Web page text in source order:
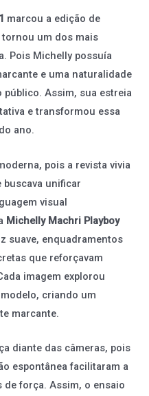
marcou a edição de
um dos mais
Pois Michelly possuía
e uma naturalidade
Assim, sua estreia
e transformou essa
ano.
pois a revista vivia
unificar
visual
Michelly Machri Playboy
suave, enquadramentos
que reforçavam
imagem explorou
criando um
marcante.
diante das câmeras, pois
espontânea facilitaram a
força. Assim, o ensaio